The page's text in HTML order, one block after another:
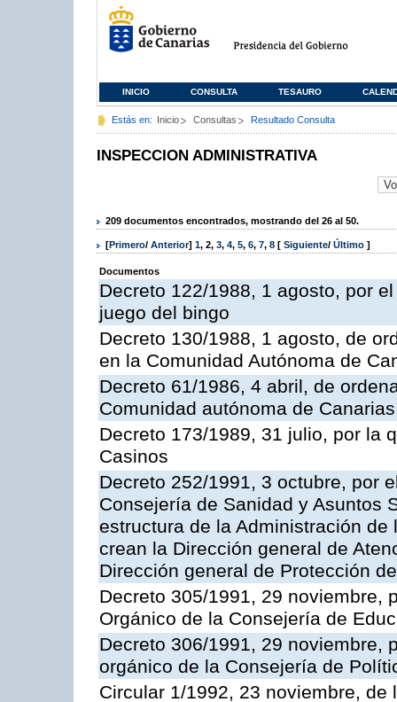
INICIO CONSULTA TESAURO
Estás en: Inicio Consultas Resultado Consulta
INSPECCION ADMINISTRATIVA
209 documentos encontrados, mostrando del 26 al 50.
[Primero/ Anterior] 1, 2, 3, 4, 5, 6, 7, 8 [ Siguiente/ Último ]
Documentos
Decreto 122/1988, 1 agosto, por
juego del bingo
Decreto 130/1988, 1 agosto, de
en la Comunidad Autónoma de
Decreto 61/1986, 4 abril, de
Comunidad autónoma de Canarias
Decreto 173/1989, 31 julio, por la
Casinos
Decreto 252/1991, 3 octubre, por
Consejería de Sanidad y Asuntos
estructura de la Administración
crean la Dirección general de
Dirección general de Protección
Decreto 305/1991, 29 noviembre,
Orgánico de la Consejería de
Decreto 306/1991, 29 noviembre,
orgánico de la Consejería de
Circular 1/1992, 23 noviembre,